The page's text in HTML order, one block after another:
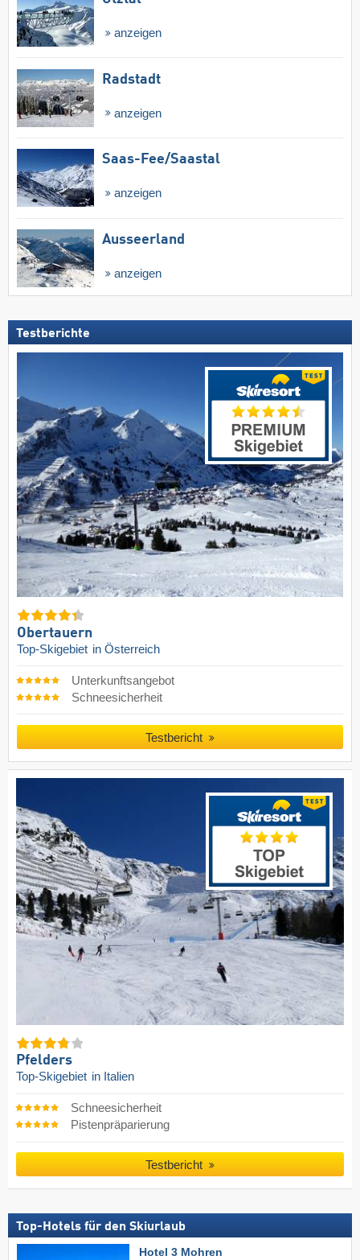
anzeigen
Radstadt
anzeigen
Saas-Fee/​Saastal
anzeigen
Ausseerland
anzeigen
Testberichte
Obertauern
Top-Skigebiet in Österreich
Unterkunftsangebot
Schneesicherheit
Testbericht
Pfelders
Top-Skigebiet in Italien
Schneesicherheit
Pistenpräparierung
Testbericht
Top-Hotels für den Skiurlaub
Hotel 3 Mohren